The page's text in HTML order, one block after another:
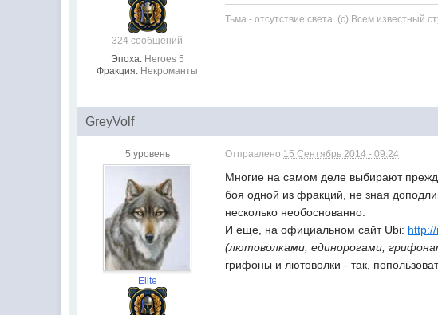
324 сообщений
Эпоха: Heroes 5
Фракция: Некроманты
Тьма - отсутствие света. (с) Всем известный
GreyVolf
5 уровень
Elite
Отправлено 15 Сентябрь 2014 - 09:24
Многие на самом деле выбирают
боя одной из фракций, не зная
несколько необоснованно.
И еще, на официальном сайт Ubi:
(лютоволками, единорогами,
грифоны и лютоволки - так,